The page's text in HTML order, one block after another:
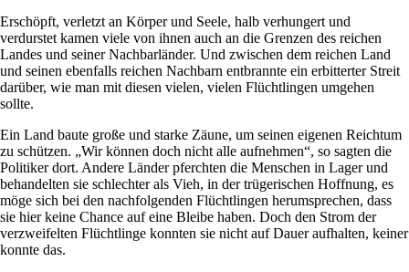
Erschöpft, verletzt an Körper und Seele, halb verhungert und
verdurstet kamen viele von ihnen auch an die Grenzen des reichen
Landes und seiner Nachbarländer. Und zwischen dem reichen Land
und seinen ebenfalls reichen Nachbarn entbrannte ein erbitterter Streit
darüber, wie man mit diesen vielen, vielen Flüchtlingen umgehen
sollte.
Ein Land baute große und starke Zäune, um seinen eigenen Reichtum
zu schützen. „Wir können doch nicht alle aufnehmen“, so sagten die
Politiker dort. Andere Länder pferchten die Menschen in Lager und
behandelten sie schlechter als Vieh, in der trügerischen Hoffnung, es
möge sich bei den nachfolgenden Flüchtlingen herumsprechen, dass
sie hier keine Chance auf eine Bleibe haben. Doch den Strom der
verzweifelten Flüchtlinge konnten sie nicht auf Dauer aufhalten, keiner
konnte das.